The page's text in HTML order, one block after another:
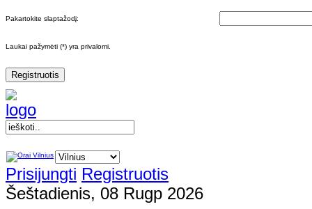
Pakartokite slaptažodį:
Laukai pažymėti (*) yra privalomi.
Registruotis
Prisijungti Registruotis
Šeštadienis, 08 Rugp 2026